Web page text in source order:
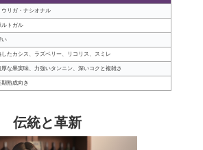
ウリガ・ナシオナル
ルトガル
い
したカシス、ラズベリー、リコリス、スミレ
厚な果実味、力強いタンニン、深いコクと複雑さ
期熟成向き
伝統と革新